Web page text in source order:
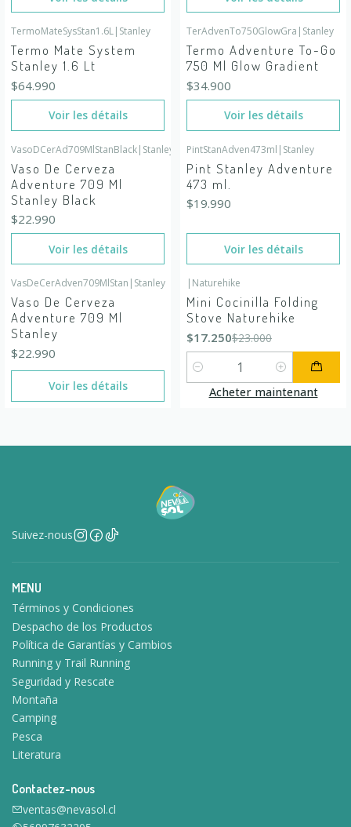
En rupture de stock
TermoMateSysStan1.6L| Stanley
Termo Mate System
Stanley 1.6 Lt
$64.990
Voir les détails
TerAdvenTo750GlowGra | Stanley
Termo Adventure To-Go
750 Ml Glow Gradient
$34.900
Voir les détails
VasoDCerAd709MlStanBlack| Stanley
Vaso De Cerveza
Adventure 709 Ml
Stanley Black
$22.990
Voir les détails
En rupture de stock
PintStanAdven473ml | Stanley
Pint Stanley Adventure
473 ml.
$19.990
Voir les détails
VasDeCerAdven709MlStan | Stanley
Vaso De Cerveza
Adventure 709 Ml
Stanley
$22.990
Voir les détails
| Naturehike
Mini Cocinilla Folding
Stove Naturehike
$17.250$23.000
Quantité
Acheter maintenant
Suivez-nous
MENU
Términos y Condiciones
Despacho de los Productos
Política de Garantías y Cambios
Running y Trail Running
Seguridad y Rescate
Montaña
Camping
Pesca
Literatura
Contactez-nous
ventas@nevasol.cl